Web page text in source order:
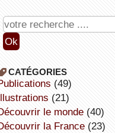
CATÉGORIES
publications (49)
illustrations (21)
découvrir le monde(40)
découvrir la France(23)